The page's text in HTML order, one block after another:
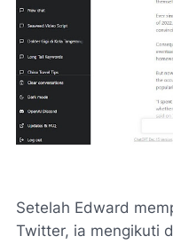
Setelah Edward
Twitter, ia mengikuti